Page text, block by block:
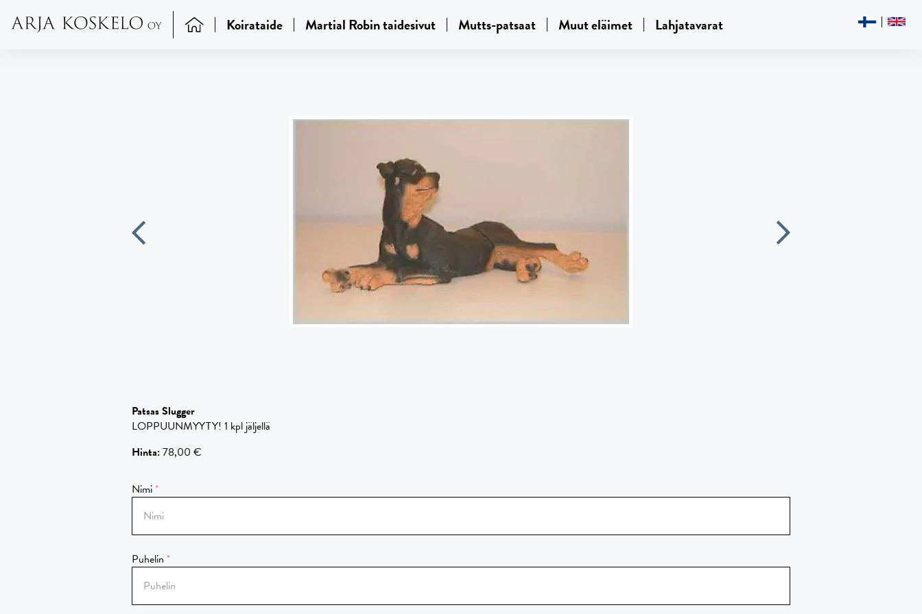
Koirataide Martial Robin taidesivut Mutts-patsaat Muut eläimet Lahjatavarat
Patsas Slugger
LOPPUUNMYYTY! 1 kpl jäljellä
Hinta:78,00 €
Nimi
Puhelin